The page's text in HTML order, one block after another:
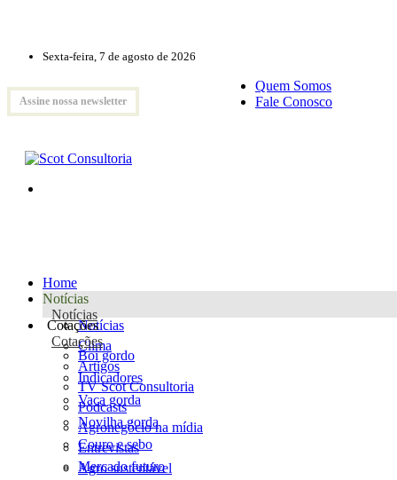
Sexta-feira, 7 de agosto de 2026
Assine nossa newsletter
Quem Somos
Fale Conosco
Home
Notícias
Notícias
Notícias
Clima
Artigos
TV Scot Consultoria
Podcasts
Agronegócio na mídia
Entrevistas
Agro sustentável
Cotações
Cotações
Boi gordo
Indicadores
Vaca gorda
Novilha gorda
Couro e sebo
Mercado futuro